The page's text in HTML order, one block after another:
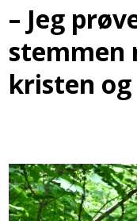
– Jeg
stemmen
kristen og